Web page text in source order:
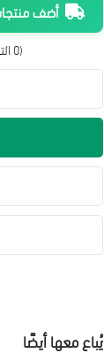
(0 التقييمات)
أضف منتجات للسلة
يُباع معها أيضًا